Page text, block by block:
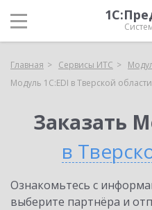
Главная Сервисы ИТС
Модуль 1C:EDI в Тверской области
Заказать
в
Ознакомьтесь с
выберите партнёра и